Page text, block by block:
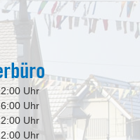
Uhr
Uhr
Uhr
Uhr